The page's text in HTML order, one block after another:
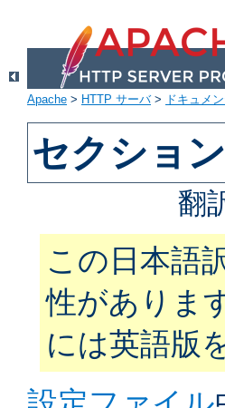
Apache > HTTP サーバ> ドキュメ
セクショ
翻
この日本語
性がありま
には英語版